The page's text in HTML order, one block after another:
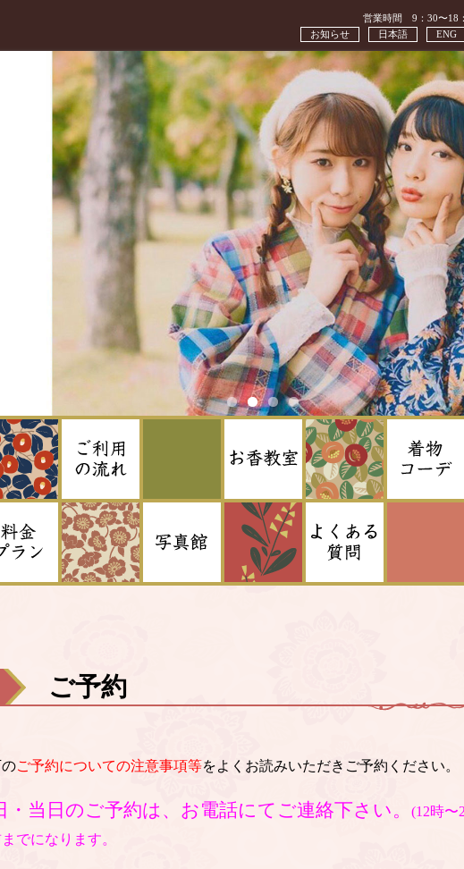
営業時間 9：30〜
ENG
日本語
お知らせ
ご予約
ご予約についての注意事項等をよくお読みいただきご予約ください。
・当日のご予約は、お電話にてご連絡下さい。
(12時〜
でになります。